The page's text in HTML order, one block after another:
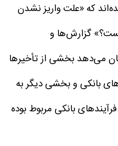
که «علت واریز نشدن
ملی تیر ۱۴۰۵ چیست؟» گزارش‌ها و
می‌دهد بخشی از تأخیرها
بانکی و بخشی دیگر به
بانکی مربوط بوده